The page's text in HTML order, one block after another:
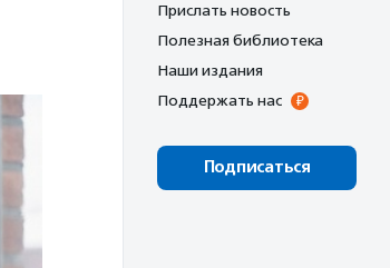
Прислать новость
Полезная библиотека
Наши издания
Поддержать нас
Подписаться